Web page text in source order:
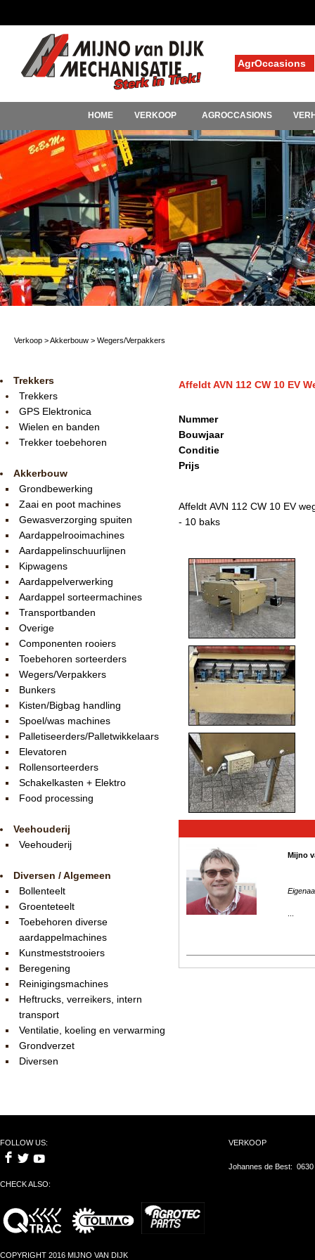
AgrOccasions
HOME VERKOOP AGROCCASIONS
Verkoop >Akkerbouw > Wegers/Verpakkers
Trekkers
Trekkers
GPS Elektronica
Wielen en banden
Trekker toebehoren
Akkerbouw
Grondbewerking
Zaai en poot machines
Gewasverzorging spuiten
Aardappelrooimachines
Aardappelinschuurlijnen
Kipwagens
Aardappelverwerking
Aardappel sorteermachines
Transportbanden
Overige
Componenten rooiers
Toebehoren sorteerders
Wegers/Verpakkers
Bunkers
Kisten/Bigbag handling
Spoel/was machines
Palletiseerders/Palletwikkelaars
Elevatoren
Rollensorteerders
Schakelkasten + Elektro
Food processing
Veehouderij
Veehouderij
Diversen / Algemeen
Bollenteelt
Groenteteelt
Toebehoren diverse
aardappelmachines
Kunstmeststrooiers
Beregening
Reinigingsmachines
Heftrucks, verreikers, intern
transport
Ventilatie, koeling en verwarming
Grondverzet
Diversen
Affeldt AVN 112 CW 10 EV
Nummer
Bouwjaar
Conditie
Prijs
Affeldt AVN 112 CW 10 EV
- 10 baks
Mijno
FOLLOW US:
CHECK ALSO:
COPYRIGHT 2016 MIJNO VAN DIJK
VERKOOP
Johannes de Best: 0630